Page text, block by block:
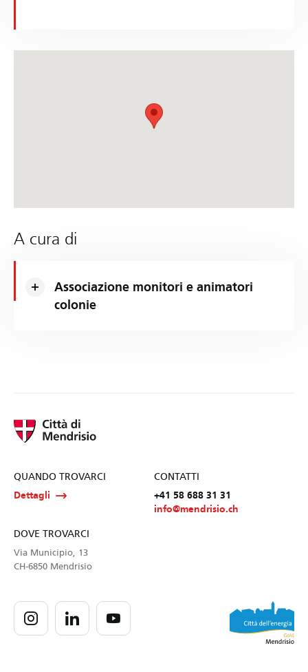
A cura di
Associazione monitori e animatori
colonie
QUANDO TROVARCI
Dettagli
CONTATTI
+41 58 688 31 31
info@mendrisio.ch
DOVE TROVARCI
Via Municipio, 13
CH-6850 Mendrisio